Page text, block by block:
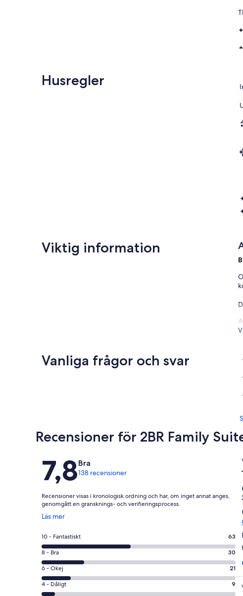
Husregler
Viktig information
Vanliga frågor och svar
Recensioner för 2BR Family
Recensioner
7,8Bra
138 recensioner
Recensioner visas i kronologisk ordning och har, om inget annat anges,
genomgått en gransknings- och verifieringsprocess.
Läs mer
Öppnas
ett
nytt
fönster
10
-
Fantastiskt
i
betyg.
63
10 - Fantastiskt 63
8
-
Bra
i
8 - Bra 30
6
-
Okej
6 - Okej 21
4
4 - Dåligt 9